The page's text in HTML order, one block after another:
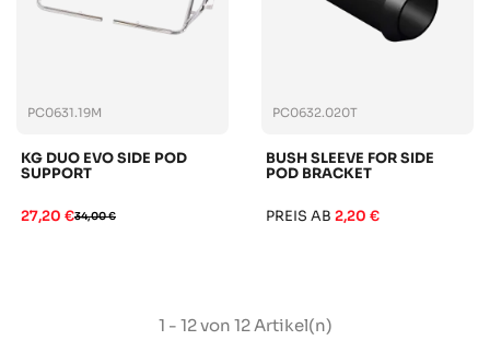
PC0631.19M
KG DUO EVO SIDE POD
SUPPORT
27,20 €34,00 €
PC0632.020T
BUSH SLEEVE FOR SIDE
POD BRACKET
PREIS AB 2,20 €
1 - 12 von 12 Artikel(n)